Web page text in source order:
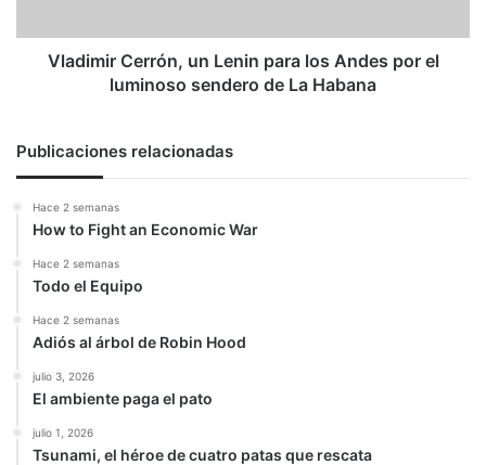
el
luminoso
Habana
Vladimir Cerrón, un Lenin para los Andes por el
luminoso sendero de La Habana
Publicaciones relacionadas
Hace 2 semanas
How to Fight an Economic War
Hace 2 semanas
Todo el Equipo
Hace 2 semanas
Adiós al árbol de Robin Hood
julio 3, 2026
El ambiente paga el pato
julio 1, 2026
Tsunami, el héroe de cuatro patas que rescata